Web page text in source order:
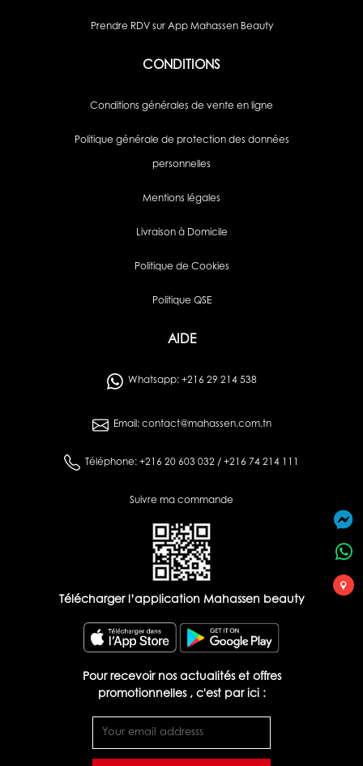
Prendre RDV sur App Mahassen Beauty
CONDITIONS
Conditions générales de vente en ligne
Politique générale de protection des données
personnelles
Mentions légales
Livraison à Domicile
Politique de Cookies
Politique QSE
AIDE
Whatsapp: +216 29 214 538
Email: contact@mahassen.com.tn
Téléphone: +216 20 603 032 / +216 74 214 111
Suivre ma commande
Télécharger l’application Mahassen beauty
Pour recevoir nos actualités et offres
promotionnelles , c'est par ici :